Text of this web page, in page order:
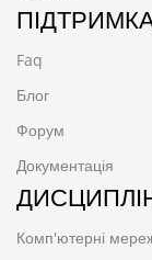
Faq
Блог
Форум
Документація
Комп'ютерні